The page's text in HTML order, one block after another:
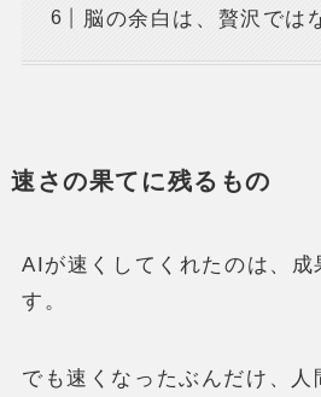
脳の余白は、贅沢では
速さの果てに残るもの
AIが速くしてくれたのは、成
す。
でも速くなったぶんだけ、